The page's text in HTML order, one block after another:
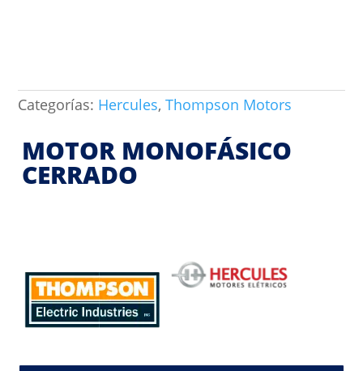
Categorías: Hercules,Thompson Motors
MOTOR MONOFÁSICO
CERRADO